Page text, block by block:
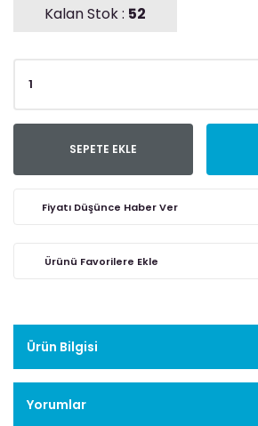
Kalan Stok : 52
SEPETE EKLE
Fiyatı Düşünce Haber Ver
Ürün Bilgisi
Yorumlar